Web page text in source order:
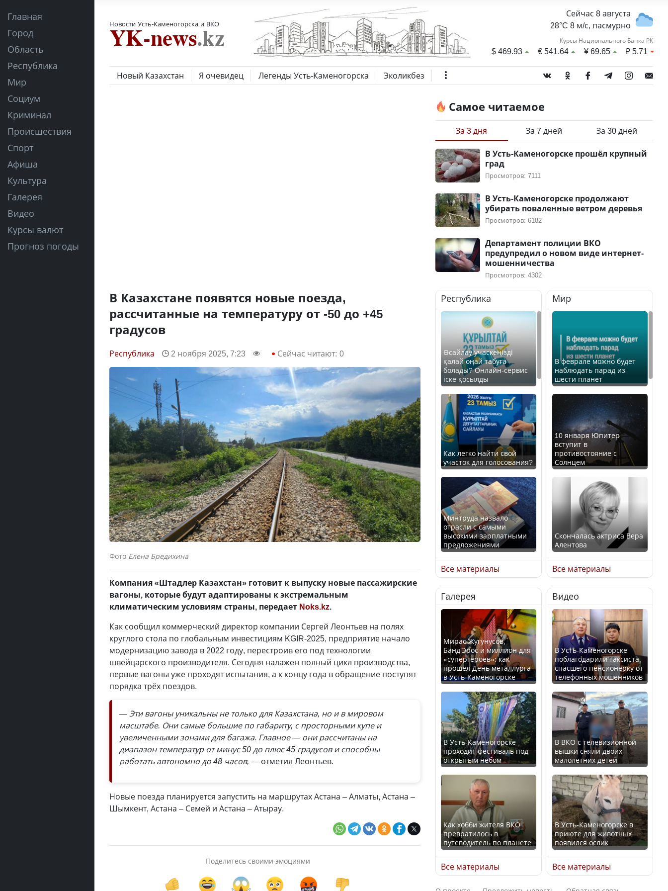
Главная
Город
Область
Республика
Мир
Социум
Криминал
Происшествия
Спорт
Афиша
Культура
Галерея
Видео
Курсы валют
Прогноз погоды
Новости Усть-Каменогорска и ВКО
Сейчас 8 августа
28°C 8 м/с, пасмурно
Курсы Национального Банка РК
$469.93 €541.64 ¥69.65 ₽5.71
Новый Казахстан Я очевидец Легенды Усть-Каменогорска Эколикбез
В Казахстане появятся новые поезда,
рассчитанные на температуру от -50 до +45
градусов
Республика 2 ноября 2025, 7:23 Сейчас читают: 0
Фото Елена Бредихина
Компания «Штадлер Казахстан» готовит к выпуску новые пассажирские
вагоны, которые будут адаптированы к экстремальным
климатическим условиям страны, передает Noks.kz.
Как сообщил коммерческий директор компании Сергей Леонтьев на полях
круглого стола по глобальным инвестициям KGIR-2025, предприятие начало
модернизацию завода в 2022 году, перестроив его под технологии
швейцарского производителя. Сегодня налажен полный цикл производства,
первые вагоны уже проходят испытания, а к концу года в обращение поступят
порядка трёх поездов.
— Эти вагоны уникальны не только для Казахстана, но и в мировом
масштабе. Они самые большие по габариту, с просторными купе и
увеличенными зонами для багажа. Главное — они рассчитаны на
диапазон температур от минус 50 до плюс 45 градусов и способны
работать автономно до 48 часов, — отметил Леонтьев.
Новые поезда планируется запустить на маршрутах Астана – Алматы, Астана –
Шымкент, Астана – Семей и Астана – Атырау.
Поделитесь своими эмоциями
Самое читаемое
За 3 дня За 7 дней За 30 дней
В Усть-Каменогорске прошёл крупный
град
Просмотров: 7111
В Усть-Каменогорске продолжают
убирать поваленные ветром деревья
Просмотров: 6182
Департамент полиции ВКО
предупредил о новом виде интернет-
мошенничества
Просмотров: 4302
Республика
Өсайлау учаскеңізді
қалай оңай табуға
болады? Онлайн-сервис
іске қосылды
Как легко найти свой
участок для голосования?
Минтруда назвало
отрасли с самыми
высокими зарплатными
предложениями
Искусственный интеллект
официально включили в
школьную программу
Казахстана
В Казахстане стало
проще получить
направления на
медицинские
обследования
Қазақстан Орталық Азия
елдері арасында әл-ауқат
индексінде көш бастады
Казахстан возглавил
рейтинг благополучия
среди стран Центральной
Азии
Все материалы
Мир
В феврале можно будет
наблюдать парад из
шести планет
10 января Юпитер
вступит в
противостояние с
Солнцем
Скончалась актриса Вера
Алентова
В РФ вынесен заочный
приговор по уголовному
делу об убийстве Игоря
Талькова
В России введены
дополнительные
ограничения для
казахстанских прав
Трамп официально
вступил в должность
президента США
Луну признали объектом
культурного наследия,
находящегося под
угрозой исчезновения
Все материалы
Галерея
Мирас Жугунусов,
Банд’Эрос и миллион для
«супергероев»: как
прошел День металлурга
в Усть-Каменогорске
В Усть-Каменогорске
проходит фестиваль под
открытым небом
Как хобби жителя ВКО
превратилось в
путеводитель по планете
Все материалы
Видео
В Усть-Каменогорске
поблагодарили таксиста,
спасшего пенсионерку от
телефонных мошенников
В ВКО с телевизионной
вышки сняли двоих
малолетних детей
В Усть-Каменогорске в
приюте для животных
появился ослик
Все материалы